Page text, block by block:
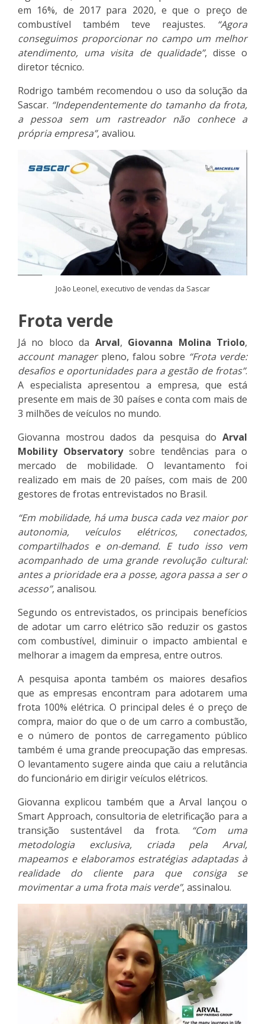
em 16%, de 2017 para 2020, e que o preço de
combustível também teve reajustes. “Agora
conseguimos proporcionar no campo um melhor
atendimento, uma visita de qualidade”, disse o
diretor técnico.
Rodrigo também recomendou o uso da solução da
Sascar. “Independentemente do tamanho da frota,
a pessoa sem um rastreador não conhece a
própria empresa”, avaliou.
João Leonel, executivo de vendas da Sascar
Frota verde
Já no bloco da Arval, Giovanna Molina Triolo,
account managerpleno, falou sobre “Frota verde:
desafios e oportunidades para a gestão de frotas”.
A especialista apresentou a empresa, que está
presente em mais de 30 países e conta com mais de
3 milhões de veículos no mundo.
Giovanna mostrou dados da pesquisa do Arval
Mobility Observatorysobre tendências para o
mercado de mobilidade. O levantamento foi
realizado em mais de 20 países, com mais de 200
gestores de frotas entrevistados no Brasil.
“Em mobilidade, há uma busca cada vez maior por
autonomia, veículos elétricos, conectados,
compartilhados e on-demand. E tudo isso vem
acompanhado de uma grande revolução cultural:
antes a prioridade era a posse, agora passa a ser o
acesso”, analisou.
Segundo os entrevistados, os principais benefícios
de adotar um carro elétrico são reduzir os gastos
com combustível, diminuir o impacto ambiental e
melhorar a imagem da empresa, entre outros.
A pesquisa aponta também os maiores desafios
que as empresas encontram para adotarem uma
frota 100% elétrica. O principal deles é o preço de
compra, maior do que o de um carro a combustão,
e o número de pontos de carregamento público
também é uma grande preocupação das empresas.
O levantamento sugere ainda que caiu a relutância
do funcionário em dirigir veículos elétricos.
Giovanna explicou também que a Arval lançou o
Smart Approach, consultoria de eletrificação para a
transição sustentável da frota.
“Com uma
metodologia exclusiva, criada pela Arval,
mapeamos e elaboramos estratégias adaptadas à
realidade do cliente para que consiga se
movimentar a uma frota mais verde”, assinalou.